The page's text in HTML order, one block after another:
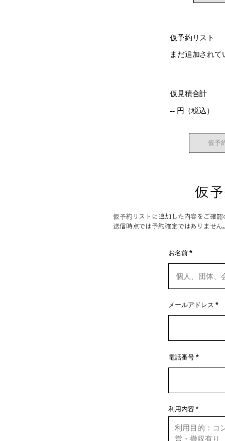
仮予約リスト
まだ追加されて
仮見積合計
-- 円（税込）
仮予
仮
仮予約リストに追加した内容をご確
送信時点では予約確定ではありませ
お名前
メールアドレス
電話番号
利用内容